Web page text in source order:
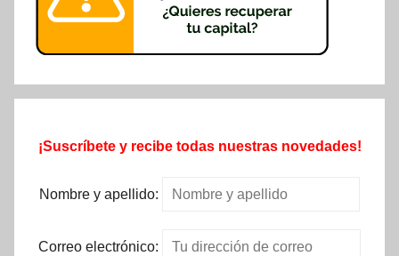
¡Suscríbete y recibe todas nuestras novedades!
Nombre y apellido:
Correo electrónico: